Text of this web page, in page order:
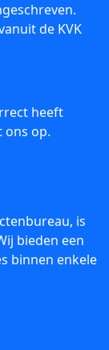
de KVK
heeft
ons op.
is
bieden een
binnen enkele